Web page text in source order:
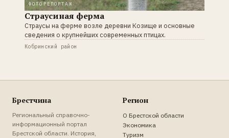
ФОТОРЕПОРТАЖ
Страусиная ферма
Страусы на ферме возле деревни Козище и основные
сведения о крупнейших современных птицах.
Кобринский район
Брестчина
Региональный справочно-
информационный портал
Брестской области. История,
Регион
О Брестской области
Экономика
Туризм